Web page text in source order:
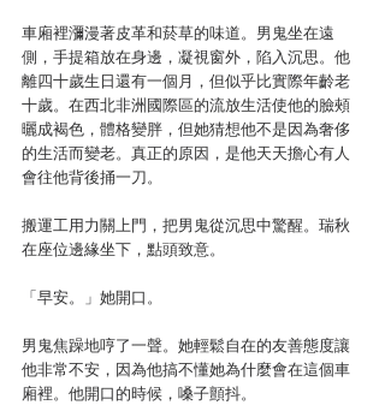
車廂裡瀰漫著皮革和菸草的味道。男鬼坐在遠
側，手提箱放在身邊，凝視窗外，陷入沉思。他
離四十歲生日還有一個月，但似乎比實際年齡老
十歲。在西北非洲國際區的流放生活使他的臉頰
曬成褐色，體格變胖，但她猜想他不是因為奢侈
的生活而變老。真正的原因，是他天天擔心有人
會往他背後捅一刀。
搬運工用力關上門，把男鬼從沉思中驚醒。瑞秋
在座位邊緣坐下，點頭致意。
「早安。」她開口。
男鬼焦躁地哼了一聲。她輕鬆自在的友善態度讓
他非常不安，因為他搞不懂她為什麼會在這個車
廂裡。他開口的時候，嗓子顫抖。